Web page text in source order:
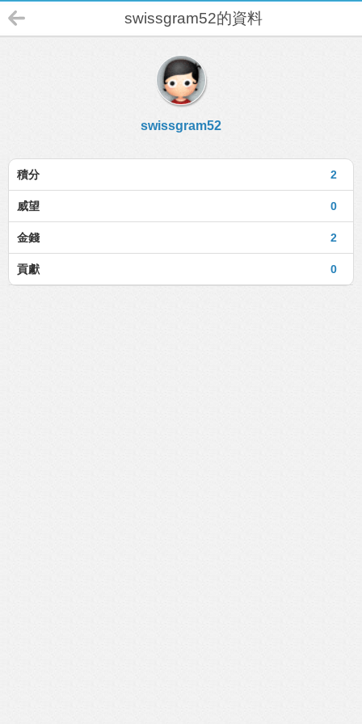
swissgram52的資料
swissgram52
2
積分
0
威望
2
金錢
0
貢獻